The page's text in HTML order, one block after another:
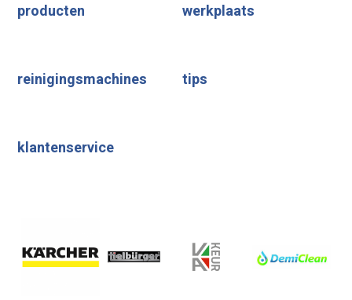
producten werkplaats
reinigingsmachines tips
klantenservice